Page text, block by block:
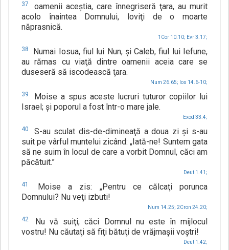
37
oamenii aceştia, care înnegriseră ţara, au murit
acolo înaintea Domnului, loviţi de o moarte
năprasnică.
1Cor 10.10; Evr 3.17;
38
Numai Iosua, fiul lui Nun, şi Caleb, fiul lui Iefune,
au rămas cu viaţă dintre oamenii aceia care se
duseseră să iscodească ţara.
Num 26.65; Ios 14.6-10;
39
Moise a spus aceste lucruri tuturor copiilor lui
Israel; şi poporul a fost într-o mare jale.
Exod 33.4;
40
S-au sculat dis-de-dimineaţă a doua zi şi s-au
suit pe vârful muntelui zicând: „Iată-ne! Suntem gata
să ne suim în locul de care a vorbit Domnul, căci am
păcătuit.”
Deut 1.41;
41
Moise a zis: „Pentru ce călcaţi porunca
Domnului? Nu veţi izbuti!
Num 14.25; 2Cron 24.20;
42
Nu vă suiţi, căci Domnul nu este în mijlocul
vostru! Nu căutaţi să fiţi bătuţi de vrăjmaşii voştri!
Deut 1.42;